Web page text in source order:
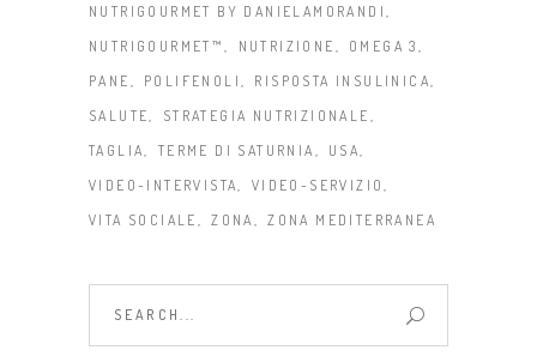
NUTRIGOURMET BY DANIELAMORANDI
NUTRIGOURMET™
NUTRIZIONE
OMEGA 3
PANE
POLIFENOLI
RISPOSTA INSULINICA
SALUTE
STRATEGIA NUTRIZIONALE
TAGLIA
TERME DI SATURNIA
USA
VIDEO-INTERVISTA
VIDEO-SERVIZIO
VITA SOCIALE
ZONA ZONA MEDITERRANEA